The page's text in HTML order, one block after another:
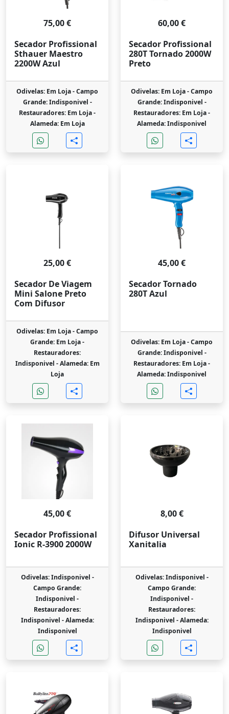
75,00 €
Secador Profissional
Sthauer Maestro
2200W Azul
Odivelas: Em Loja -Campo
Grande: Indisponivel -
Restauradores: Em Loja -
Alameda: Em Loja
60,00 €
Secador Profissional
280T Tornado 2000W
Preto
Odivelas: Em Loja -Campo
Grande: Indisponivel -
Restauradores: Em Loja -
Alameda: Indisponivel
25,00 €
Secador De Viagem
Mini Salone Preto
Com Difusor
Odivelas: Em Loja -Campo
Grande: Em Loja -
Restauradores:
Indisponivel -Alameda: Em
Loja
45,00 €
Secador Tornado
280T Azul
Odivelas: Em Loja -Campo
Grande: Indisponivel -
Restauradores: Em Loja -
Alameda: Indisponivel
45,00 €
Secador Profissional
Ionic R-3900 2000W
Odivelas: Indisponivel -
Campo Grande:
Indisponivel -
Restauradores:
Indisponivel -Alameda:
Indisponivel
8,00 €
Difusor Universal
Xanitalia
Odivelas: Indisponivel -
Campo Grande:
Indisponivel -
Restauradores:
Indisponivel -Alameda:
Indisponivel